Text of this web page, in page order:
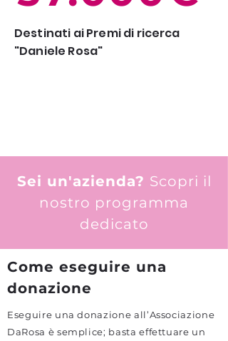
Destinati ai Premi di ricerca
"Daniele Rosa"
Sei un'azienda? Scopri il
nostro programma
dedicato
Come eseguire una
donazione
Eseguire una donazione all’Associazione
DaRosa è semplice; basta effettuare un